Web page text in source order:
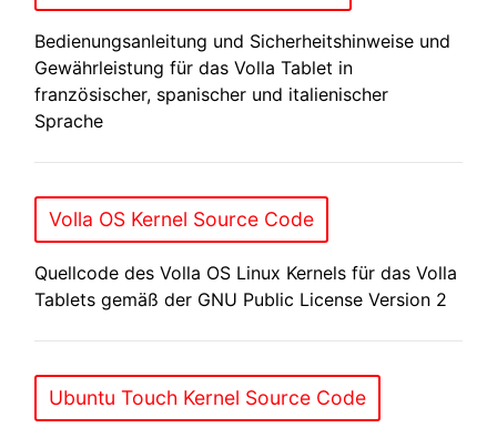
Bedienungsanleitung und Sicherheitshinweise und
Gewährleistung für das Volla Tablet in
französischer, spanischer und italienischer
Sprache
Volla OS Kernel Source Code
Quellcode des Volla OS Linux Kernels für das Volla
Tablets gemäß der GNU Public License Version 2
Ubuntu Touch Kernel Source Code